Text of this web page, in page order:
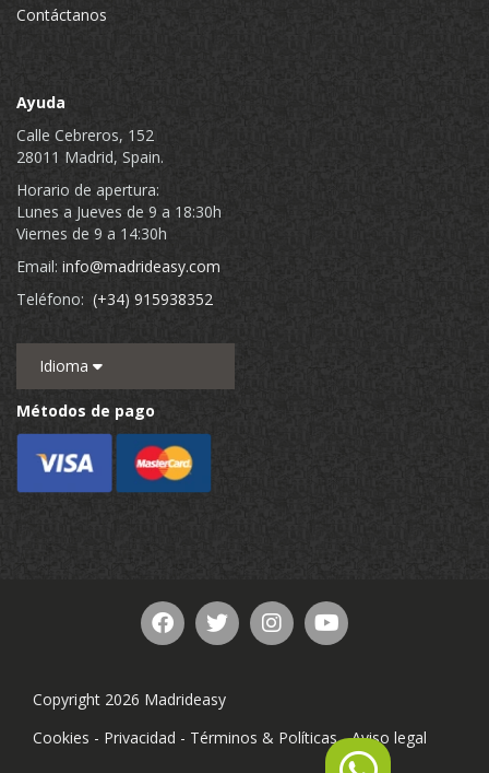
Contáctanos
Ayuda
Calle Cebreros, 152
28011 Madrid, Spain.
Horario de apertura:
Lunes a Jueves de 9 a 18:30h
Viernes de 9 a 14:30h
Email: info@madrideasy.com
Teléfono: (+34) 915938352
Idioma
Métodos de pago
Copyright 2026 Madrideasy
Cookies - Privacidad - Términos & Políticas-Aviso legal